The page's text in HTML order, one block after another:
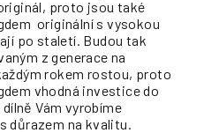
proto jsou také
originální s vysokou
po staletí. Budou tak
z generace na
rokem rostou, proto
vhodná investice do
Vám vyrobíme
důrazem na kvalitu.